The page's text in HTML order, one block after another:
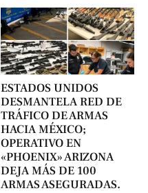
ESTADOS UNIDOS
DESMANTELA RED DE
TRÁFICO DE ARMAS
HACIA MÉXICO;
OPERATIVO EN
«PHOENIX» ARIZONA
DEJA MÁS DE 100
ARMAS ASEGURADAS.